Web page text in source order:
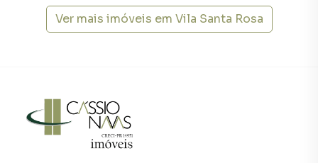
Ver mais imóveis em Vila Santa Rosa